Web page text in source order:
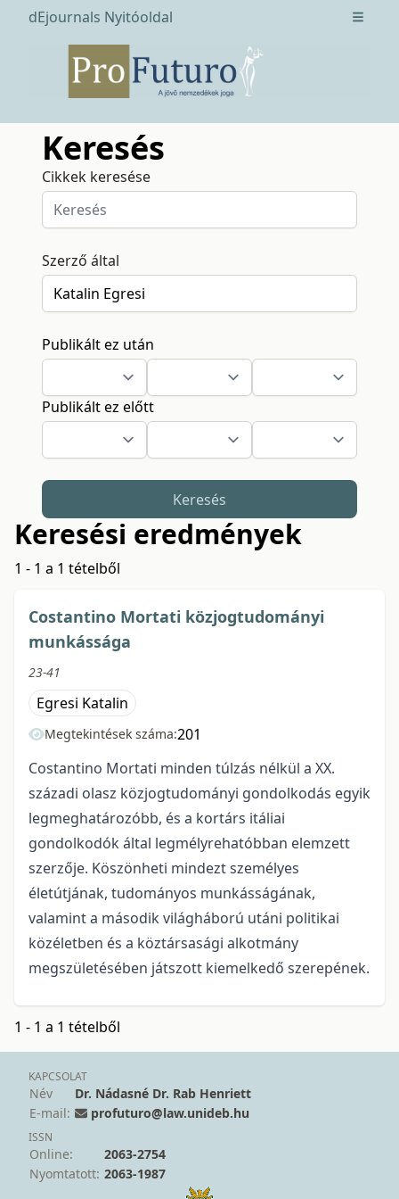
dEjournals Nyitóoldal Open
Keresés
Cikkek keresése
Szerző által
Publikált ez után
Publikált ez előtt
Keresés
Keresési eredmények
1 - 1 a 1 tételből
Costantino Mortati közjogtudományi
munkássága
23-41
Egresi Katalin
Megtekintések száma:201
Costantino Mortati minden túlzás nélkül a XX.
századi olasz közjogtudományi gondolkodás egyik
legmeghatározóbb, és a kortárs itáliai
gondolkodók által legmélyrehatóbban elemzett
szerzője. Köszönheti mindezt személyes
életútjának, tudományos munkásságának,
valamint a második világháború utáni politikai
közéletben és a köztársasági alkotmány
megszületésében játszott kiemelkedő szerepének.
1 - 1 a 1 tételből
KAPCSOLAT
Név
Dr. Nádasné Dr. Rab Henriett
E-mail:
profuturo@law.unideb.hu
ISSN
Online:
2063-2754
Nyomtatott: 2063-1987